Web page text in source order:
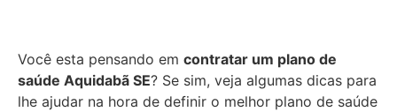
Você esta pensando em contratar um plano de
saúde Aquidabã SE? Se sim, veja algumas dicas para
lhe ajudar na hora de definir o melhor plano de saúde